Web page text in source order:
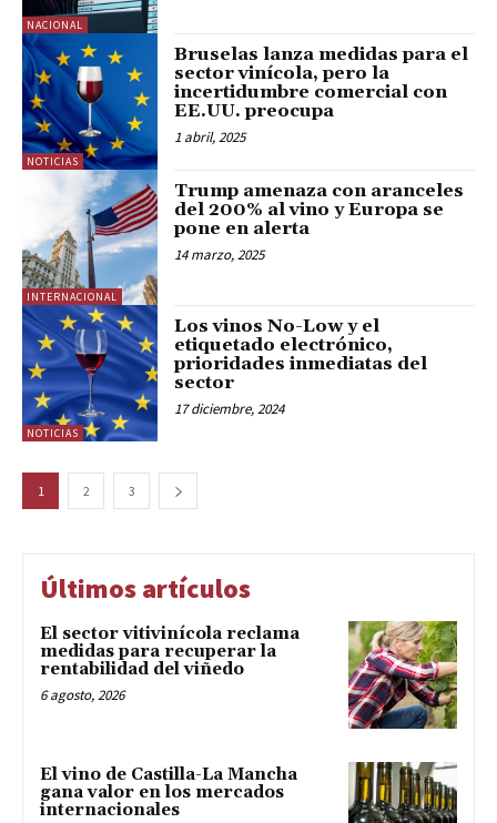
NACIONAL
NOTICIAS
Bruselas lanza medidas para el
sector vinícola, pero la
incertidumbre comercial con
EE.UU. preocupa
1 abril, 2025
INTERNACIONAL
Trump amenaza con aranceles
del 200% al vino y Europa se
pone en alerta
14 marzo, 2025
NOTICIAS
Los vinos No-Low y el
etiquetado electrónico,
prioridades inmediatas del
sector
17 diciembre, 2024
1 2 3
Últimos artículos
El sector vitivinícola reclama
medidas para recuperar la
rentabilidad del viñedo
6 agosto, 2026
El vino de Castilla-La Mancha
gana valor en los mercados
internacionales